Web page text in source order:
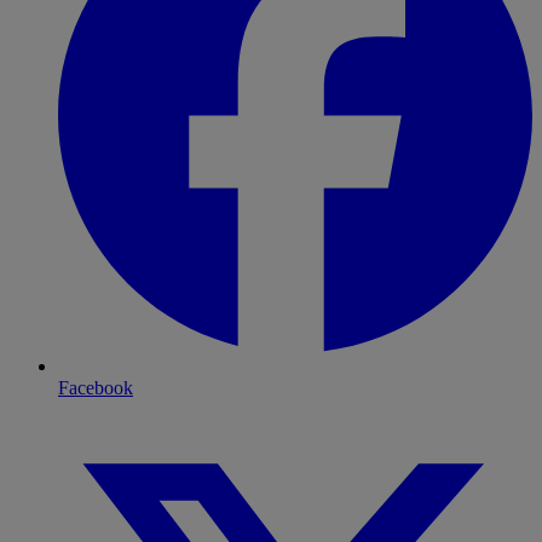
Facebook